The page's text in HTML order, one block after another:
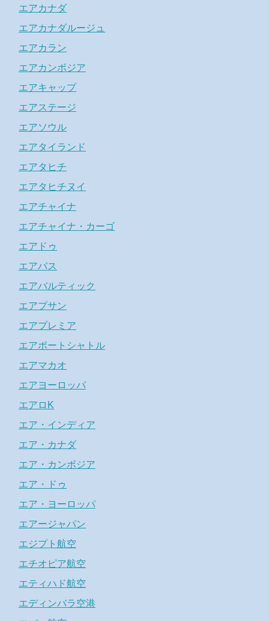
エアカナダ
エアカナダルージュ
エアカラン
エアカンボジア
エアキャップ
エアステージ
エアソウル
エアタイランド
エアタヒチ
エアタヒチヌイ
エアチャイナ
エアチャイナ・カーゴ
エアドゥ
エアバス
エアバルティック
エアプサン
エアプレミア
エアポートシャトル
エアマカオ
エアヨーロッパ
エアロK
エア・インディア
エア・カナダ
エア・カンボジア
エア・ドゥ
エア・ヨーロッパ
エアージャパン
エジプト航空
エチオピア航空
エティハド航空
エディンバラ空港